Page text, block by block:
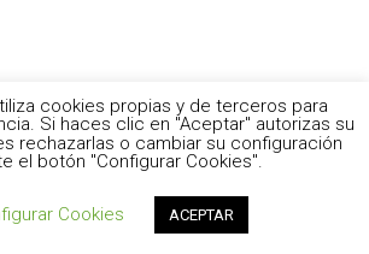
cookies propias y de terceros para
Si haces clic en "Aceptar" autorizas su
rechazarlas o cambiar su configuración
el botón "Configurar Cookies".
Cookies ACEPTAR